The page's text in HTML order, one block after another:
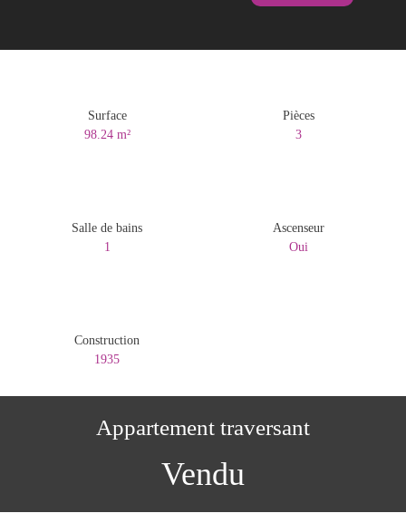
Surface
98.24 m²
Pièces
3
Salle de bains
1
Ascenseur
Oui
Construction
1935
Appartement traversant
Vendu